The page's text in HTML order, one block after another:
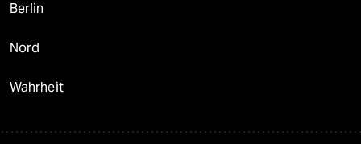
Berlin
Nord
Wahrheit